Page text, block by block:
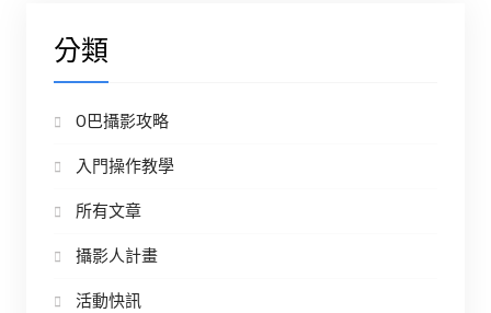
分類
O巴攝影攻略
入門操作教學
所有文章
攝影人計畫
活動快訊